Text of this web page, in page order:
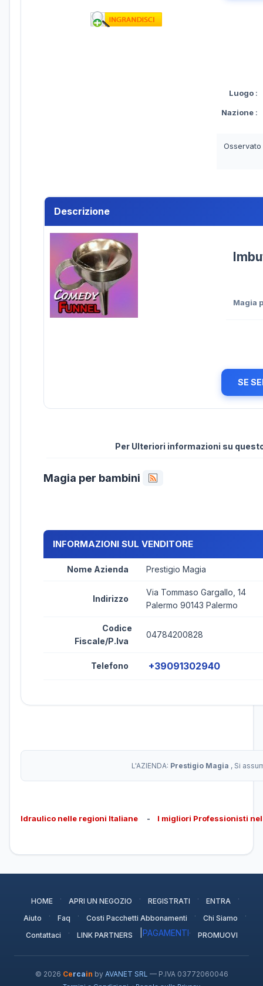
Luogo :
Nazione :
Descrizione
Magia
SE
Per Ulteriori informazioni su
Magia per bambini
INFORMAZIONI SUL VENDITORE
Nome Azienda Prestigio Magia
Indirizzo
Via Tommaso Gargallo, 14
Palermo 90143 Palermo
Codice
Fiscale/P.Iva
04784200828
Telefono +39091302940
L'AZIENDA: Prestigio Magia , Si
Idraulico nelle regioni Italiane - I migliori Professionisti
HOME · APRI UN NEGOZIO · REGISTRATI · ENTRA ·
Aiuto · Faq · Costi Pacchetti Abbonamenti · Chi Siamo ·
Contattaci · LINK PARTNERS PAGAMENTI· PROMUOVI
© 2026 Cercain by AVANET SRL — P.IVA 03772060046